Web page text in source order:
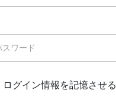
ログイン情報を記憶させる